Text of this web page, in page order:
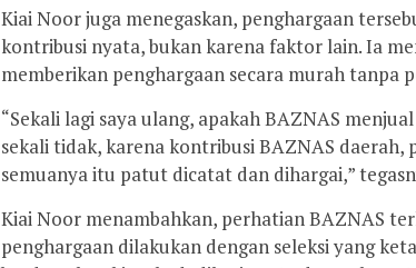
Kiai Noor juga menegaskan, penghargaan
kontribusi nyata, bukan karena faktor lain. Ia
memberikan penghargaan secara murah tanpa
“Sekali lagi saya ulang, apakah BAZNAS
sekali tidak, karena kontribusi BAZNAS daerah,
semuanya itu patut dicatat dan dihargai,”
Kiai Noor menambahkan, perhatian BAZNAS
penghargaan dilakukan dengan seleksi yang